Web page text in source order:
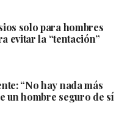
solo para hombres
evitar la “tentación”
“No hay nada más
un hombre seguro de sí